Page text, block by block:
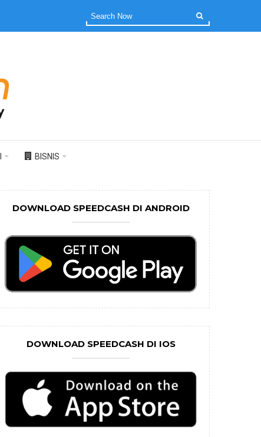
BISNIS
DOWNLOAD SPEEDCASH DI ANDROID
DOWNLOAD SPEEDCASH DI IOS